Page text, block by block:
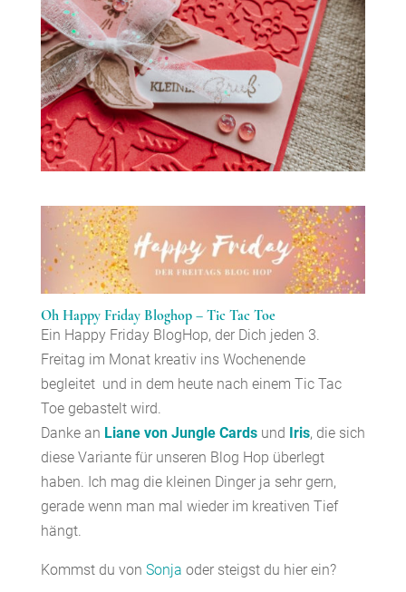
Oh Happy Friday Bloghop – Tic Tac Toe
Ein Happy Friday BlogHop, der Dich jeden 3.
Freitag im Monat kreativ ins Wochenende
begleitet und in dem heute nach einem Tic Tac
Toe gebastelt wird.
Danke an Liane von Jungle Cards und Iris, die sich
diese Variante für unseren Blog Hop überlegt
haben. Ich mag die kleinen Dinger ja sehr gern,
gerade wenn man mal wieder im kreativen Tief
hängt.
Kommst du von Sonja oder steigst du hier ein?